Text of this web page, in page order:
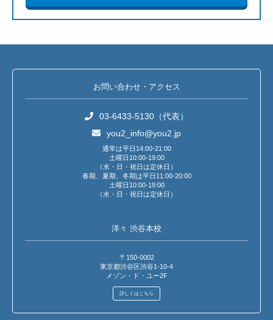
お問い合わせ・アクセス
03-6433-5130（代表）
you2_info@you2.jp
通常は平日14:00-21:00
土曜日10:00-19:00
（水・日・祝日は定休日）
春期、夏期、冬期は平日11:00-20:00
土曜日10:00-19:00
（水・日・祝日は定休日）
洋々 渋谷本校
〒150-0002
東京都渋谷区渋谷1-10-4
メゾン・ド・ユー2F
詳しくはこちら